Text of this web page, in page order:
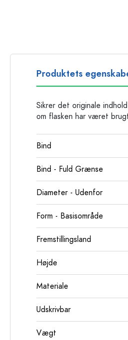
Produktets
Sikrer det originale
om flasken har været
Bind
Bind - Fuld Grænse
Diameter - Udenfor
Form - Basisområde
Fremstillingsland
Højde
Materiale
Udskrivbar
Vægt